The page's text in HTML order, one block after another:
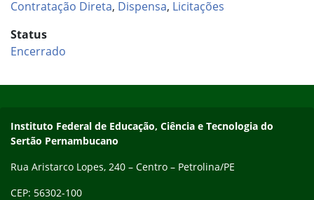
Contratação Direta, Dispensa, Licitações
Status
Encerrado
Endereço
Instituto Federal de Educação, Ciência e Tecnologia do
Sertão Pernambucano
Rua Aristarco Lopes, 240 – Centro – Petrolina/PE
CEP: 56302-100